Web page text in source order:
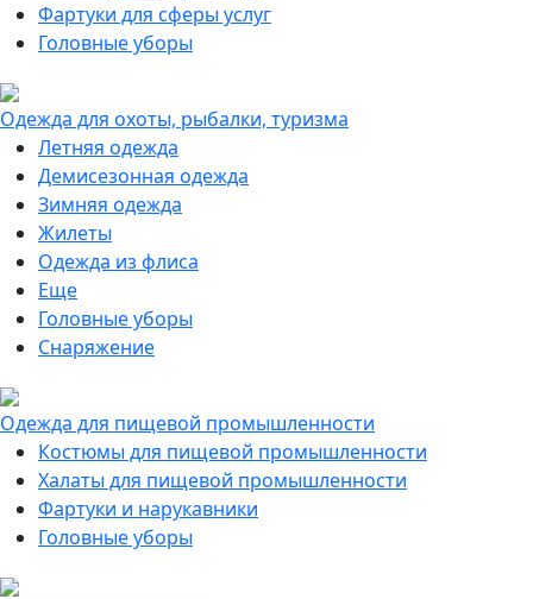
Фартуки для сферы услуг
Головные уборы
Одежда для охоты, рыбалки, туризма
Летняя одежда
Демисезонная одежда
Зимняя одежда
Жилеты
Одежда из флиса
Еще
Головные уборы
Снаряжение
Одежда для пищевой промышленности
Костюмы для пищевой промышленности
Халаты для пищевой промышленности
Фартуки и нарукавники
Головные уборы